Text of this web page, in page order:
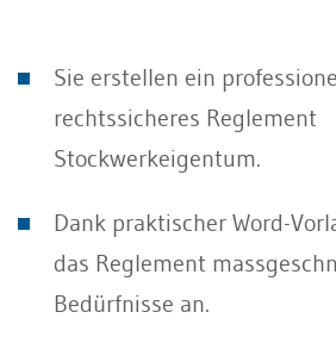
Sie erstellen ein
rechtssicheres Reglement
Stockwerkeigentum.
Dank praktischer Word-
das Reglement
Bedürfnisse an.